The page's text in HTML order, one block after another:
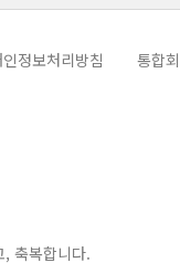
을 수 있습니다.
늘사랑교회의 귀책사유 없
인정보처리방침 통합
축복합니다.